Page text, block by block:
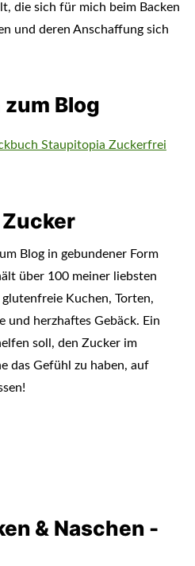
die sich für mich beim Backen
und deren Anschaffung sich
Blog
Zucker
Blog in gebundener Form
über 100 meiner liebsten
Kuchen, Torten,
und herzhaftes Gebäck. Ein
soll, den Zucker im
das Gefühl zu haben, auf
& Naschen -